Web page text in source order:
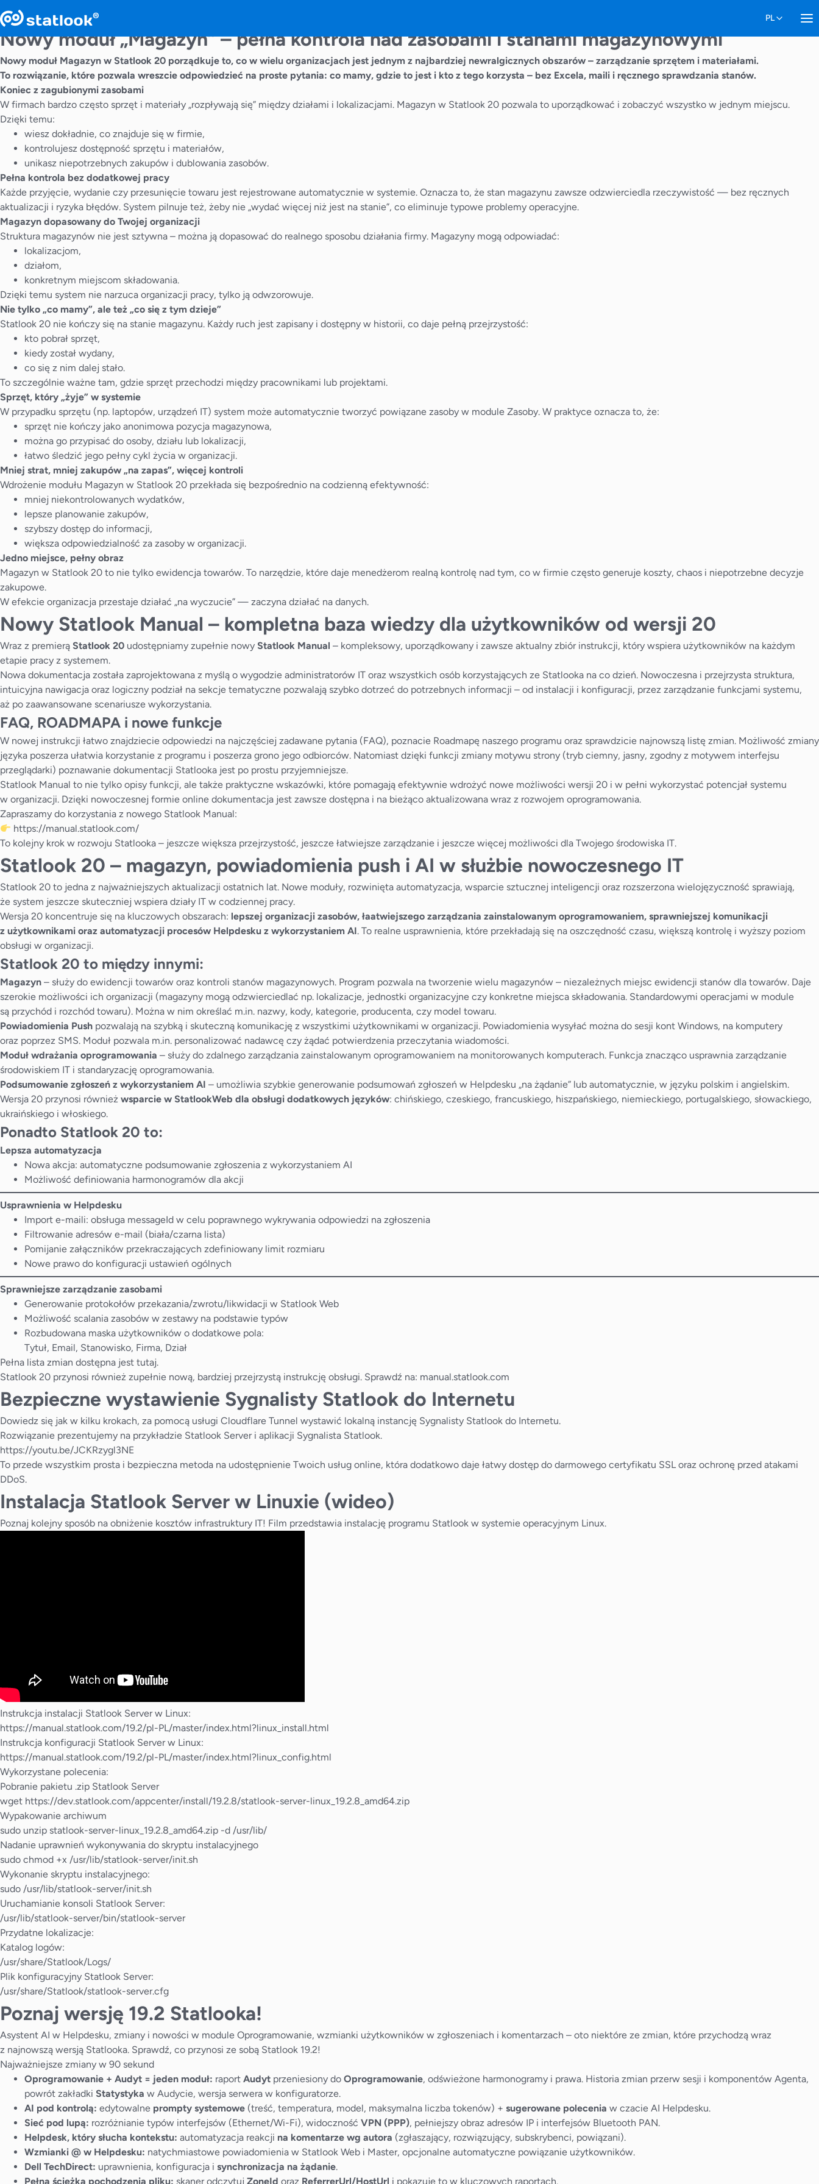
Nowy moduł „Magazyn” – pełna kontrola nad zasobami i stanami magazynowymi
Nowy moduł Magazyn w Statlook 20 porządkuje to, co w wielu organizacjach jest jednym z najbardziej newralgicznych obszarów – zarządzanie sprzętem i materiałami.
To rozwiązanie, które pozwala wreszcie odpowiedzieć na proste pytania: co mamy, gdzie to jest i kto z tego korzysta – bez Excela, maili i ręcznego sprawdzania stanów.
Koniec z zagubionymi zasobami
W firmach bardzo często sprzęt i materiały „rozpływają się” między działami i lokalizacjami. Magazyn w Statlook 20 pozwala to uporządkować i zobaczyć wszystko w jednym miejscu.
Dzięki temu:
wiesz dokładnie, co znajduje się w firmie,
kontrolujesz dostępność sprzętu i materiałów,
unikasz niepotrzebnych zakupów i dublowania zasobów.
Pełna kontrola bez dodatkowej pracy
Każde przyjęcie, wydanie czy przesunięcie towaru jest rejestrowane automatycznie w systemie. Oznacza to, że stan magazynu zawsze odzwierciedla rzeczywistość — bez ręcznych
aktualizacji i ryzyka błędów. System pilnuje też, żeby nie „wydać więcej niż jest na stanie”, co eliminuje typowe problemy operacyjne.
Magazyn dopasowany do Twojej organizacji
Struktura magazynów nie jest sztywna – można ją dopasować do realnego sposobu działania firmy. Magazyny mogą odpowiadać:
lokalizacjom,
działom,
konkretnym miejscom składowania.
Dzięki temu system nie narzuca organizacji pracy, tylko ją odwzorowuje.
Nie tylko „co mamy”, ale też „co się z tym dzieje”
Statlook 20 nie kończy się na stanie magazynu. Każdy ruch jest zapisany i dostępny w historii, co daje pełną przejrzystość:
kto pobrał sprzęt,
kiedy został wydany,
co się z nim dalej stało.
To szczególnie ważne tam, gdzie sprzęt przechodzi między pracownikami lub projektami.
Sprzęt, który „żyje” w systemie
W przypadku sprzętu (np. laptopów, urządzeń IT) system może automatycznie tworzyć powiązane zasoby w module Zasoby. W praktyce oznacza to, że:
sprzęt nie kończy jako anonimowa pozycja magazynowa,
można go przypisać do osoby, działu lub lokalizacji,
łatwo śledzić jego pełny cykl życia w organizacji.
Mniej strat, mniej zakupów „na zapas”, więcej kontroli
Wdrożenie modułu Magazyn w Statlook 20 przekłada się bezpośrednio na codzienną efektywność:
mniej niekontrolowanych wydatków,
lepsze planowanie zakupów,
szybszy dostęp do informacji,
większa odpowiedzialność za zasoby w organizacji.
Jedno miejsce, pełny obraz
Magazyn w Statlook 20 to nie tylko ewidencja towarów. To narzędzie, które daje menedżerom realną kontrolę nad tym, co w firmie często generuje koszty, chaos i niepotrzebne decyzje
zakupowe.
W efekcie organizacja przestaje działać „na wyczucie” — zaczyna działać na danych.
Nowy Statlook Manual – kompletna baza wiedzy dla użytkowników od wersji 20
Wraz z premierą Statlook 20 udostępniamy zupełnie nowy Statlook Manual – kompleksowy, uporządkowany i zawsze aktualny zbiór instrukcji, który wspiera użytkowników na każdym
etapie pracy z systemem.
Nowa dokumentacja została zaprojektowana z myślą o wygodzie administratorów IT oraz wszystkich osób korzystających ze Statlooka na co dzień. Nowoczesna i przejrzysta struktura,
intuicyjna nawigacja oraz logiczny podział na sekcje tematyczne pozwalają szybko dotrzeć do potrzebnych informacji – od instalacji i konfiguracji, przez zarządzanie funkcjami systemu,
aż po zaawansowane scenariusze wykorzystania.
FAQ, ROADMAPA i nowe funkcje
W nowej instrukcji łatwo znajdziecie odpowiedzi na najczęściej zadawane pytania (FAQ), poznacie Roadmapę naszego programu oraz sprawdzicie najnowszą listę zmian. Możliwość zmiany
języka poszerza ułatwia korzystanie z programu i poszerza grono jego odbiorców. Natomiast dzięki funkcji zmiany motywu strony (tryb ciemny, jasny, zgodny z motywem interfejsu
przeglądarki) poznawanie dokumentacji Statlooka jest po prostu przyjemniejsze.
Statlook Manual to nie tylko opisy funkcji, ale także praktyczne wskazówki, które pomagają efektywnie wdrożyć nowe możliwości wersji 20 i w pełni wykorzystać potencjał systemu
w organizacji. Dzięki nowoczesnej formie online dokumentacja jest zawsze dostępna i na bieżąco aktualizowana wraz z rozwojem oprogramowania.
Zapraszamy do korzystania z nowego Statlook Manual:
https://manual.statlook.com/
To kolejny krok w rozwoju Statlooka – jeszcze większa przejrzystość, jeszcze łatwiejsze zarządzanie i jeszcze więcej możliwości dla Twojego środowiska IT.
Statlook 20 – magazyn, powiadomienia push i AI w służbie nowoczesnego IT
Statlook 20 to jedna z najważniejszych aktualizacji ostatnich lat. Nowe moduły, rozwinięta automatyzacja, wsparcie sztucznej inteligencji oraz rozszerzona wielojęzyczność sprawiają,
że system jeszcze skuteczniej wspiera działy IT w codziennej pracy.
Wersja 20 koncentruje się na kluczowych obszarach: lepszej organizacji zasobów, łaatwiejszego zarządzania zainstalowanym oprogramowaniem, sprawniejszej komunikacji
z użytkownikami oraz automatyzacji procesów Helpdesku z wykorzystaniem AI. To realne usprawnienia, które przekładają się na oszczędność czasu, większą kontrolę i wyższy poziom
obsługi w organizacji.
Statlook 20 to między innymi:
Magazyn – służy do ewidencji towarów oraz kontroli stanów magazynowych. Program pozwala na tworzenie wielu magazynów – niezależnych miejsc ewidencji stanów dla towarów. Daje
szerokie możliwości ich organizacji (magazyny mogą odzwierciedlać np. lokalizacje, jednostki organizacyjne czy konkretne miejsca składowania. Standardowymi operacjami w module
są przychód i rozchód towaru). Można w nim określać m.in. nazwy, kody, kategorie, producenta, czy model towaru.
Powiadomienia Push pozwalają na szybką i skuteczną komunikację z wszystkimi użytkownikami w organizacji. Powiadomienia wysyłać można do sesji kont Windows, na komputery
oraz poprzez SMS. Moduł pozwala m.in. personalizować nadawcę czy żądać potwierdzenia przeczytania wiadomości.
Moduł wdrażania oprogramowania – służy do zdalnego zarządzania zainstalowanym oprogramowaniem na monitorowanych komputerach. Funkcja znacząco usprawnia zarządzanie
środowiskiem IT i standaryzację oprogramowania.
Podsumowanie zgłoszeń z wykorzystaniem AI – umożliwia szybkie generowanie podsumowań zgłoszeń w Helpdesku „na żądanie” lub automatycznie, w języku polskim i angielskim.
Wersja 20 przynosi również wsparcie w StatlookWeb dla obsługi dodatkowych języków: chińskiego, czeskiego, francuskiego, hiszpańskiego, niemieckiego, portugalskiego, słowackiego,
ukraińskiego i włoskiego.
Ponadto Statlook 20 to:
Lepsza automatyzacja
Nowa akcja: automatyczne podsumowanie zgłoszenia z wykorzystaniem AI
Możliwość definiowania harmonogramów dla akcji
Usprawnienia w Helpdesku
Import e-maili: obsługa messageId w celu poprawnego wykrywania odpowiedzi na zgłoszenia
Filtrowanie adresów e-mail (biała/czarna lista)
Pomijanie załączników przekraczających zdefiniowany limit rozmiaru
Nowe prawo do konfiguracji ustawień ogólnych
Sprawniejsze zarządzanie zasobami
Generowanie protokołów przekazania/zwrotu/likwidacji w Statlook Web
Możliwość scalania zasobów w zestawy na podstawie typów
Rozbudowana maska użytkowników o dodatkowe pola:
Tytuł, Email, Stanowisko, Firma, Dział
Pełna lista zmian dostępna jest tutaj.
Statlook 20 przynosi również zupełnie nową, bardziej przejrzystą instrukcję obsługi. Sprawdź na: manual.statlook.com
Bezpieczne wystawienie Sygnalisty Statlook do Internetu
Dowiedz się jak w kilku krokach, za pomocą usługi Cloudflare Tunnel wystawić lokalną instancję Sygnalisty Statlook do Internetu.
Rozwiązanie prezentujemy na przykładzie Statlook Server i aplikacji Sygnalista Statlook.
https://youtu.be/JCKRzygl3NE
To przede wszystkim prosta i bezpieczna metoda na udostępnienie Twoich usług online, która dodatkowo daje łatwy dostęp do darmowego certyfikatu SSL oraz ochronę przed atakami
DDoS.
Instalacja Statlook Server w Linuxie (wideo)
Poznaj kolejny sposób na obniżenie kosztów infrastruktury IT! Film przedstawia instalację programu Statlook w systemie operacyjnym Linux.
Instrukcja instalacji Statlook Server w Linux:
https://manual.statlook.com/19.2/pl-PL/master/index.html?linux_install.html
Instrukcja konfiguracji Statlook Server w Linux:
https://manual.statlook.com/19.2/pl-PL/master/index.html?linux_config.html
Wykorzystane polecenia:
Pobranie pakietu .zip Statlook Server
wget https://dev.statlook.com/appcenter/install/19.2.8/statlook-server-linux_19.2.8_amd64.zip
Wypakowanie archiwum
sudo unzip statlook-server-linux_19.2.8_amd64.zip -d /usr/lib/
Nadanie uprawnień wykonywania do skryptu instalacyjnego
sudo chmod +x /usr/lib/statlook-server/init.sh
Wykonanie skryptu instalacyjnego:
sudo /usr/lib/statlook-server/init.sh
Uruchamianie konsoli Statlook Server:
/usr/lib/statlook-server/bin/statlook-server
Przydatne lokalizacje:
Katalog logów:
/usr/share/Statlook/Logs/
Plik konfiguracyjny Statlook Server:
/usr/share/Statlook/statlook-server.cfg
Poznaj wersję 19.2 Statlooka!
Asystent AI w Helpdesku, zmiany i nowości w module Oprogramowanie, wzmianki użytkowników w zgłoszeniach i komentarzach – oto niektóre ze zmian, które przychodzą wraz
z najnowszą wersją Statlooka. Sprawdź, co przynosi ze sobą Statlook 19.2!
Najważniejsze zmiany w 90 sekund
Oprogramowanie + Audyt = jeden moduł: raport Audyt przeniesiony do Oprogramowanie, odświeżone harmonogramy i prawa. Historia zmian przerw sesji i komponentów Agenta,
powrót zakładki Statystyka w Audycie, wersja serwera w konfiguratorze.
AI pod kontrolą: edytowalne prompty systemowe (treść, temperatura, model, maksymalna liczba tokenów) + sugerowane polecenia w czacie AI Helpdesku.
Sieć pod lupą: rozróżnianie typów interfejsów (Ethernet/Wi-Fi), widoczność VPN (PPP), pełniejszy obraz adresów IP i interfejsów Bluetooth PAN.
Helpdesk, który słucha kontekstu: automatyzacja reakcji na komentarze wg autora (zgłaszający, rozwiązujący, subskrybenci, powiązani).
Wzmianki @ w Helpdesku: natychmiastowe powiadomienia w Statlook Web i Master, opcjonalne automatyczne powiązanie użytkowników.
Dell TechDirect: uprawnienia, konfiguracja i synchronizacja na żądanie.
Pełna ścieżka pochodzenia pliku: skaner odczytuj ZoneId oraz ReferrerUrl/HostUrl i pokazuje to w kluczowych raportach.